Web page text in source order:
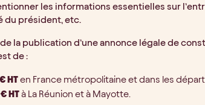
les informations essentielles sur
du président, etc.
la publication d’une annonce légale de
de :
HTen France métropolitaine et dans les
HTà La Réunion et à Mayotte.